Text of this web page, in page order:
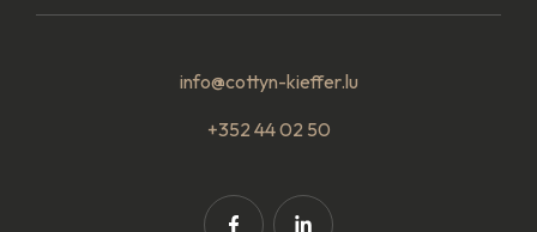
info@cottyn-kieffer.lu
+352 44 02 50